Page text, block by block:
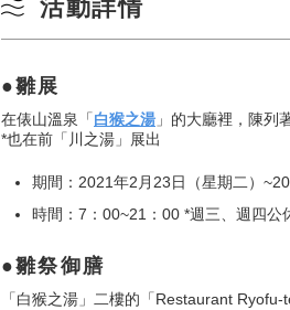
活動詳情
雛展
在俵山溫泉「白猴之湯 」的大廳裡，陳列
*也在前「川之湯」展出
期間：2021年2月23日（星期二）
時間：7：00~21：00 *週三、週四公
雛祭御膳
「白猴之湯」二樓的「Restaurant Ryofu-